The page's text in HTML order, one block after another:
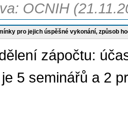
OCNIH
pro jejich úspěšné vykonání, způsob
zápočtu:
5 seminářů a 2